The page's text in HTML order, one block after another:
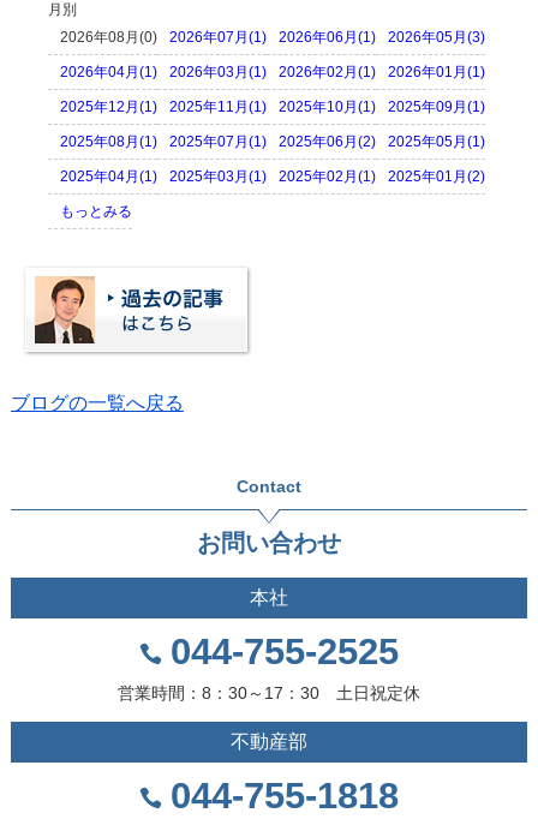
月別
2026年08月(0)
2026年07月(1) 2026年06月(1) 2026年05月(3)
2026年04月(1) 2026年03月(1) 2026年02月(1) 2026年01月(1)
2025年12月(1) 2025年11月(1) 2025年10月(1) 2025年09月(1)
2025年08月(1) 2025年07月(1) 2025年06月(2) 2025年05月(1)
2025年04月(1) 2025年03月(1) 2025年02月(1) 2025年01月(2)
もっとみる
ブログの一覧へ戻る
Contact
お問い合わせ
本社
044-755-2525
営業時間：8：30～17：30 土日祝定休
不動産部
044-755-1818